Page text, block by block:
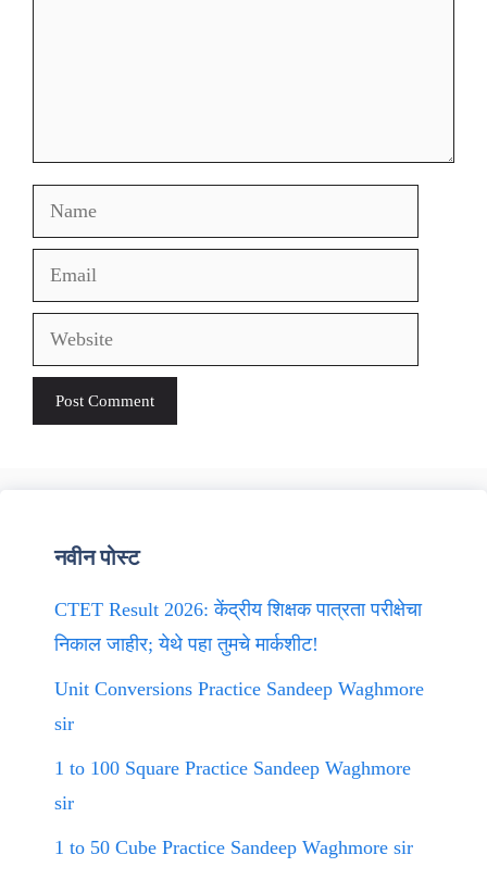
Name
Email
Website
नवीन पोस्ट
CTET Result 2026: केंद्रीय शिक्षक पात्रता परीक्षेचा
निकाल जाहीर; येथे पहा तुमचे मार्कशीट!
Unit Conversions Practice Sandeep Waghmore
sir
1 to 100 Square Practice Sandeep Waghmore
sir
1 to 50 Cube Practice Sandeep Waghmore sir